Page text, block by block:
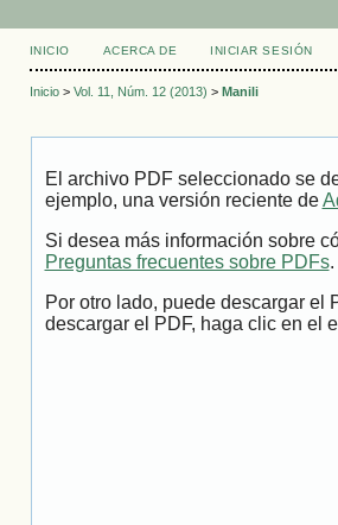
INICIO ACERCA DE INICIAR SESIÓN
Inicio> Vol. 11, Núm. 12 (2013) > Manili
El archivo PDF seleccionado se
ejemplo, una versión reciente de
Si desea más información sobre
Preguntas frecuentes sobre PDFs.
Por otro lado, puede descargar el
descargar el PDF, haga clic en el